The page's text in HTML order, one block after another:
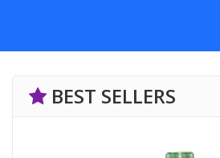
BEST SELLERS